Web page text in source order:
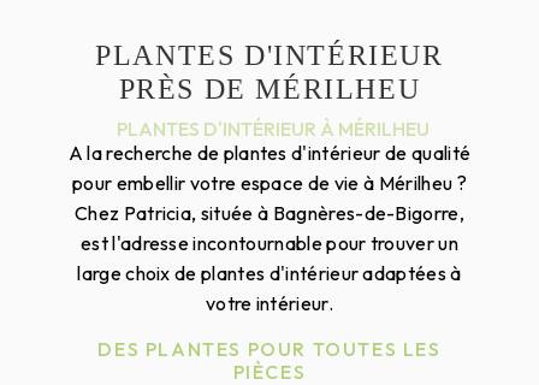
PLANTES D'INTÉRIEUR
PRÈS DE MÉRILHEU
PLANTES D'INTÉRIEUR À MÉRILHEU
A la recherche de plantes d'intérieur de qualité
pour embellir votre espace de vie à Mérilheu ?
Chez Patricia, située à Bagnères-de-Bigorre,
est l'adresse incontournable pour trouver un
large choix de plantes d'intérieur adaptées à
votre intérieur.
DES PLANTES POUR TOUTES LES
PIÈCES